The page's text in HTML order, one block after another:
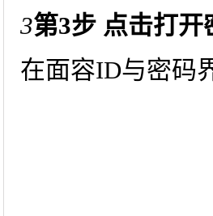
3第3步 点击打开
在面容ID与密码